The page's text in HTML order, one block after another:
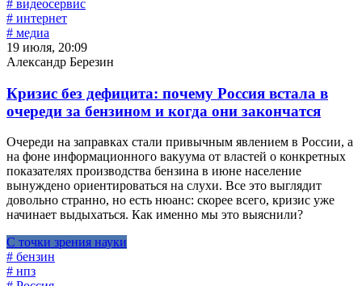
# видеосервис
# интернет
# медиа
19 июля, 20:09
Александр Березин
Кризис без дефицита: почему Россия встала в
очереди за бензином и когда они закончатся
Очереди на заправках стали привычным явлением в России, а
на фоне информационного вакуума от властей о конкретных
показателях производства бензина в июне население
вынуждено ориентироваться на слухи. Все это выглядит
довольно странно, но есть нюанс: скорее всего, кризис уже
начинает выдыхаться. Как именно мы это выяснили?
С точки зрения науки
# бензин
# нпз